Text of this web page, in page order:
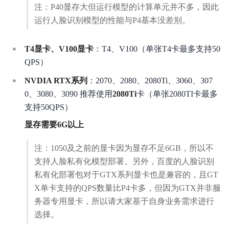
私有化部署
人脸离线识别SDK
注：P40显存大但运行模型的计算单元并不多，因此
运行人脸识别模型的性能与P4基本没差别。
T4显卡、V100显卡 ：T4、V100（单张T4卡最多支持50
QPS）
NVDIA RTX系列 ：2070、2080、2080Ti、3060、307
0、3080、3090 推荐使用2080Ti卡（单张2080TI卡最多
支持50QPS）
显存需要6G以上
注：1050及之前的显卡因为显存不足6GB，所以不
支持人脸私有化模型部署。另外，百度的人脸识别
私有化部署包对于GTX系列显卡也是兼容的，且GT
X单卡支持的QPS数量比P4卡多，但因为GTX并非服
务器专用显卡，所以请大家基于自身业务需求进行
选择。